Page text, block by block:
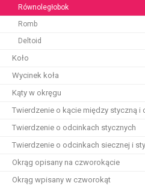
Równoległobok
Romb
Deltoid
Koło
Wycinek koła
Kąty w okręgu
Twierdzenie o kącie między styczną i
Twierdzenie o odcinkach stycznych
Twierdzenie o odcinkach siecznej i
Okrąg opisany na czworokącie
Okrąg wpisany w czworokąt